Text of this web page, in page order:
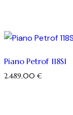
Piano Petrof 118S1
2.489,00 €